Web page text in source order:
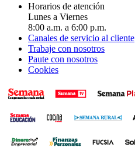
Horarios de atención
Lunes a Viernes
8:00 a.m. a 6:00 p.m.
Canales de servicio al cliente
Trabaje con nosotros
Paute con nosotros
Cookies